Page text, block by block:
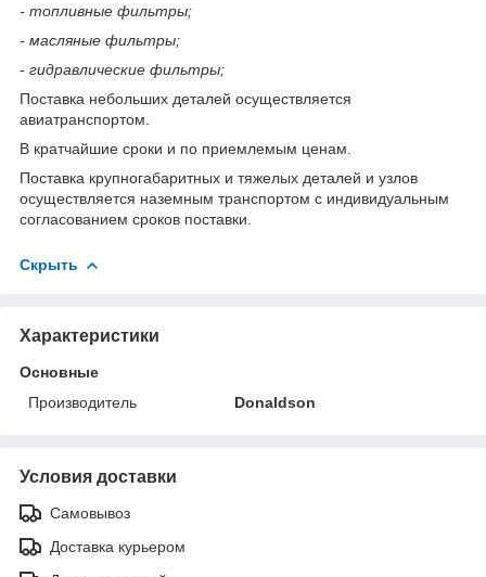
- топливные фильтры;
- масляные фильтры;
- гидравлические фильтры;
Поставка небольших деталей осуществляется
авиатранспортом.
В кратчайшие сроки и по приемлемым ценам.
Поставка крупногабаритных и тяжелых деталей и узлов
осуществляется наземным транспортом с индивидуальным
согласованием сроков поставки.
Скрыть
Характеристики
Основные
Производитель
Donaldson
Условия доставки
Самовывоз
Доставка курьером